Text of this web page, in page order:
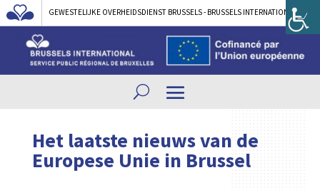
GEWESTELIJKE OVERHEIDSDIENST BRUSSELS - BRUSSELS INTERNATIONAL
Het laatste nieuws van de
Europese Unie in Brussel